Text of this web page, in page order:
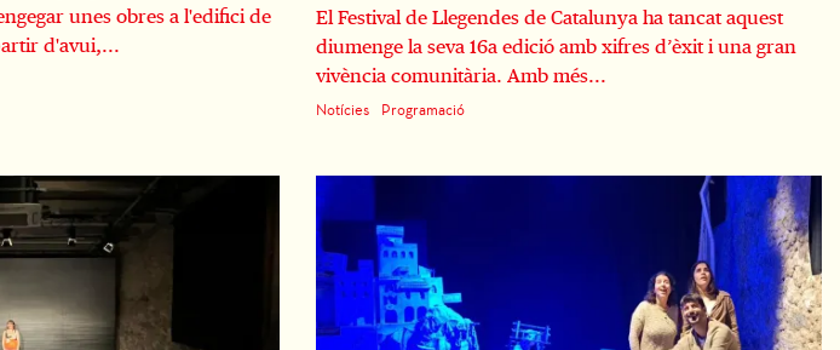
unes obres a l'edifici de
d'avui,...
El Festival de Llegendes de Catalunya ha tancat aquest
diumenge la seva 16a edició amb xifres d’èxit i una gran
vivència comunitària. Amb més...
Notícies Programació